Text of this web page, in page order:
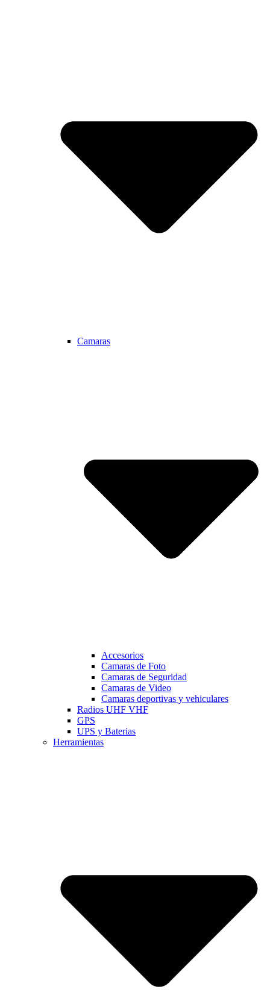
Camaras
Accesorios
Camaras de Foto
Camaras de Seguridad
Camaras de Video
Camaras deportivas y vehiculares
Radios UHF VHF
GPS
UPS y Baterias
Herramientas